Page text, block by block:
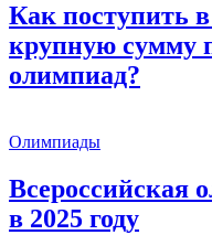
Как поступить в
крупную сумму
олимпиад?
Олимпиады
Всероссийская
в 2025 году